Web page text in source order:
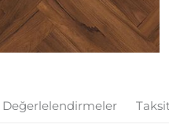
Değerlelendirmeler